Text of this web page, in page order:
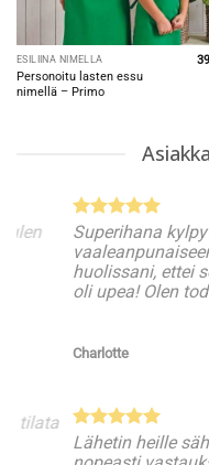
ESILIINA NIMELLÄ
Personoitu lasten essu
nimellä – Primo
Superihana
vaaleanpunaiseen
huolissani, ettei se
oli upea! Olen todella
Charlotte
Lähetin heille